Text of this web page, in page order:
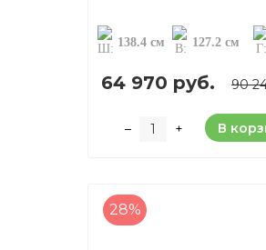
138.4 см 127.2 см
64 970 руб. 90
– + В
28%